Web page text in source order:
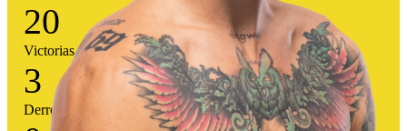
20
Victorias
3
Derrotas